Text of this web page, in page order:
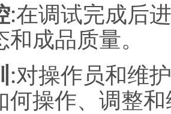
:在调试完成后
成品质量。
:对操作员和维
何操作、调整